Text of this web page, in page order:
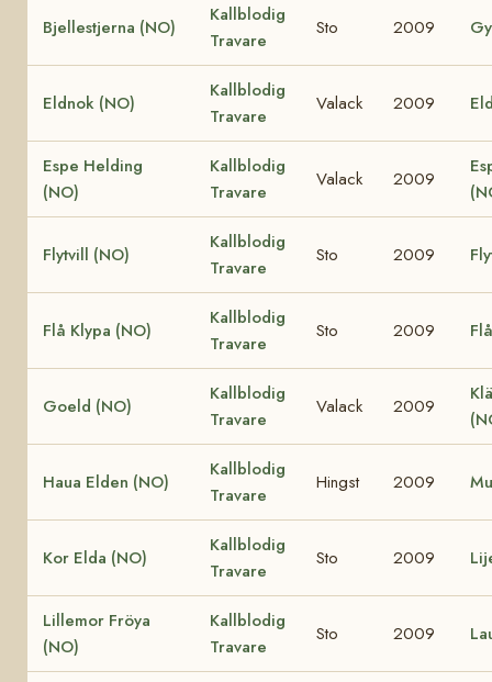
Bjellestjerna (NO)
Kallblodig
Travare
Sto 2009
Eldnok (NO)
Kallblodig
Travare
Valack 2009
Espe Helding
(NO)
Kallblodig
Travare
Valack 2009
Flytvill (NO)
Kallblodig
Travare
Sto 2009
Flå Klypa (NO)
Kallblodig
Travare
Sto 2009
Goeld (NO)
Kallblodig
Travare
Valack 2009
Haua Elden (NO)
Kallblodig
Travare
Hingst 2009
Kor Elda (NO)
Kallblodig
Travare
Sto 2009
Lillemor Fröya
(NO)
Kallblodig
Travare
Sto 2009